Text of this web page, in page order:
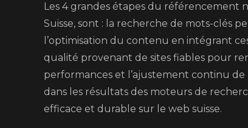
Les 4 grandes étapes du référencement
Suisse, sont : la recherche de mots-clés
l’optimisation du contenu en intégrant
qualité provenant de sites fiables pour
performances et l’ajustement continu
dans les résultats des moteurs de
efficace et durable sur le web suisse.